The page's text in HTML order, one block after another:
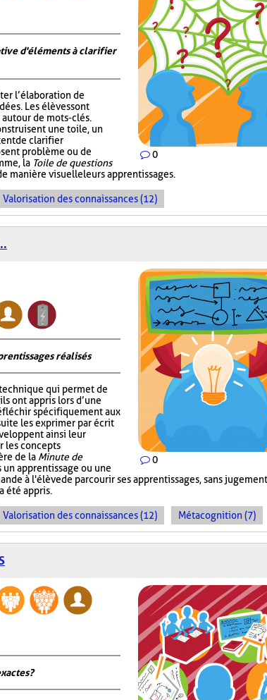
0
d'éléments à clarifier
l’élaboration de
Les élèves sont
de mots-clés.
une toile, un
de clarifier
problème ou de
la Toile de questions
manière visuelle leurs apprentissages.
Valorisation des connaissances (12)
0
réalisés
qui permet de
ont appris lors d’une
spécifiquement aux
les exprimer par écrit
ainsi leur
les concepts
de la Minute de
apprentissage ou une
à l'élève de parcourir ses apprentissages, sans
été appris.
Valorisation des connaissances (12) Métacognition (7)
?